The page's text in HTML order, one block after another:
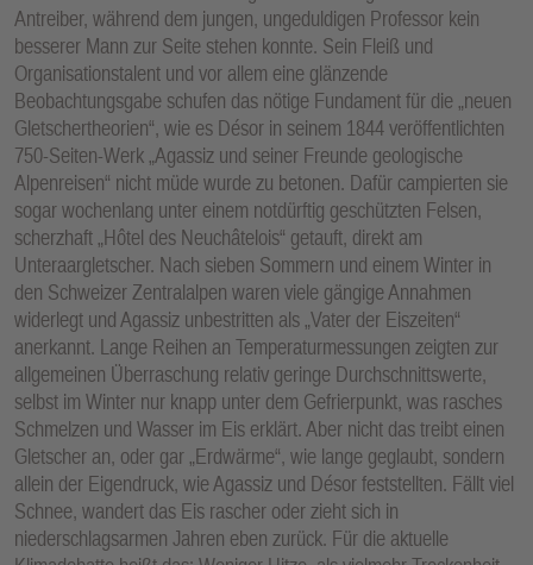
Antreiber, während dem jungen, ungeduldigen Professor kein
besserer Mann zur Seite stehen konnte. Sein Fleiß und
Organisationstalent und vor allem eine glänzende
Beobachtungsgabe schufen das nötige Fundament für die „neuen
Gletschertheorien“, wie es Désor in seinem 1844 veröffentlichten
750-Seiten-Werk „Agassiz und seiner Freunde geologische
Alpenreisen“ nicht müde wurde zu betonen. Dafür campierten sie
sogar wochenlang unter einem notdürftig geschützten Felsen,
scherzhaft „Hôtel des Neuchâtelois“ getauft, direkt am
Unteraargletscher. Nach sieben Sommern und einem Winter in
den Schweizer Zentralalpen waren viele gängige Annahmen
widerlegt und Agassiz unbestritten als „Vater der Eiszeiten“
anerkannt. Lange Reihen an Temperaturmessungen zeigten zur
allgemeinen Überraschung relativ geringe Durchschnittswerte,
selbst im Winter nur knapp unter dem Gefrierpunkt, was rasches
Schmelzen und Wasser im Eis erklärt. Aber nicht das treibt einen
Gletscher an, oder gar „Erdwärme“, wie lange geglaubt, sondern
allein der Eigendruck, wie Agassiz und Désor feststellten. Fällt viel
Schnee, wandert das Eis rascher oder zieht sich in
niederschlagsarmen Jahren eben zurück. Für die aktuelle